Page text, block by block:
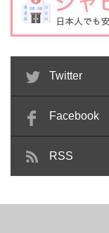
Twitter
Facebook
RSS